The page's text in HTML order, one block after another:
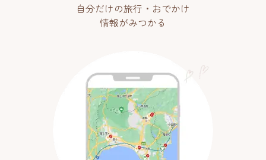
自分だけの旅行・おでかけ
情報がみつかる